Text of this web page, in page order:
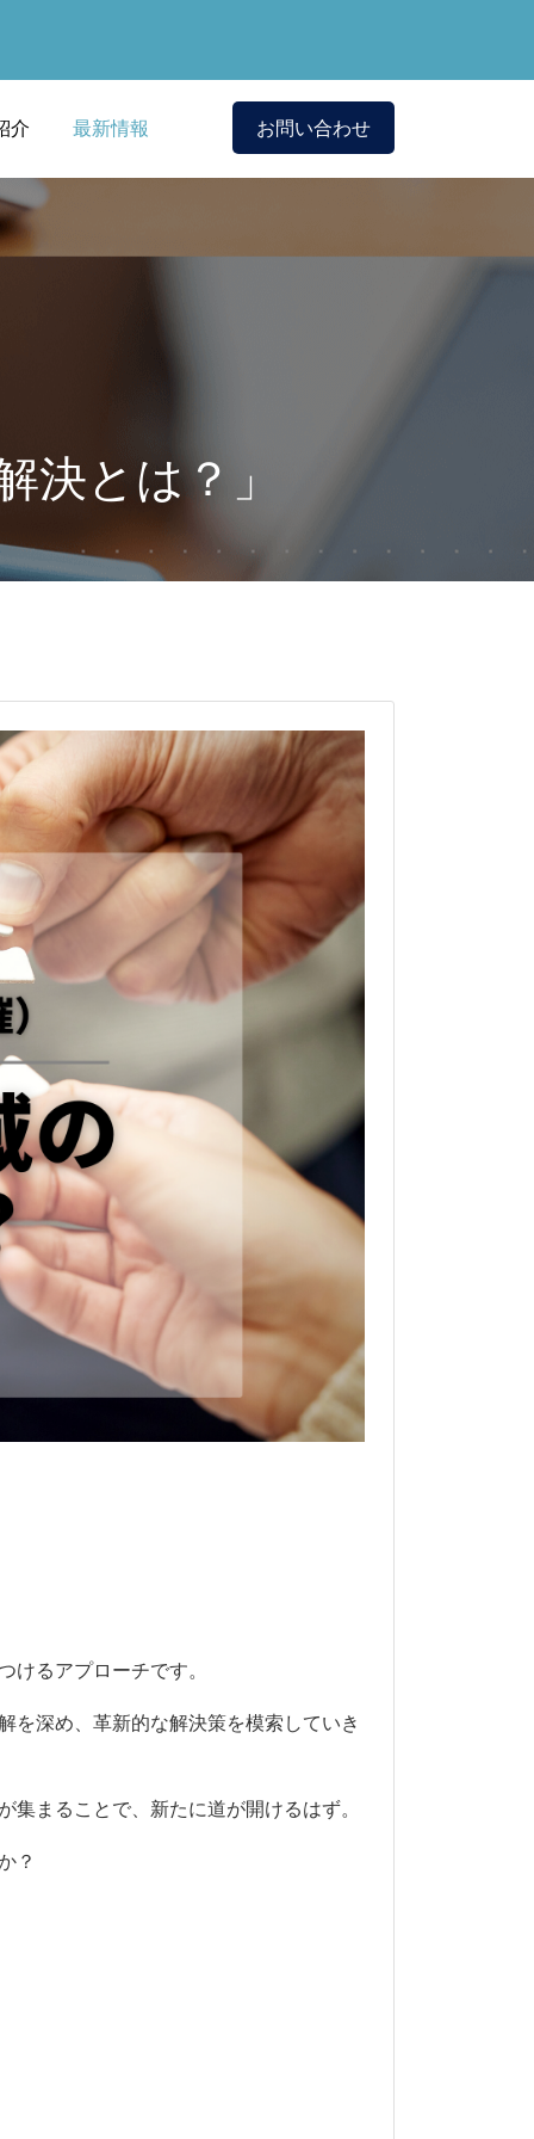
介 最新情報 お問い合わせ
決とは？」
けるアプローチです。
を深め、革新的な解決策を模索していき
まることで、新たに道が開けるはず。
？